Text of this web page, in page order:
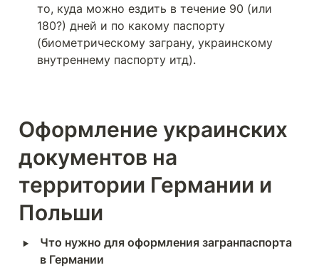
то, куда можно ездить в течение 90 (или
180?) дней и по какому паспорту
(биометрическому заграну, украинскому
внутреннему паспорту итд).
Оформление украинских
документов на
территории Германии и
Польши
‣
Что нужно для оформления загранпаспорта
в Германии